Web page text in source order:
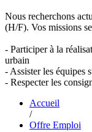
Nous recherchons
(H/F). Vos missions
- Participer à la
urbain
- Assister les équipes
- Respecter les
Accueil
/
Offre Emploi